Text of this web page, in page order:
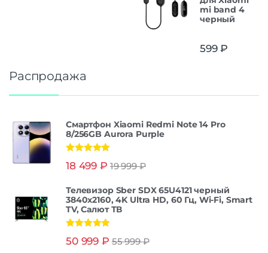
mi band 4
черный
599₽
Распродажа
Смартфон Xiaomi Redmi Note 14 Pro
8/256GB Aurora Purple
из 5
18 499 ₽ 19 999₽
Телевизор Sber SDX 65U4121 черный
3840x2160, 4K Ultra HD, 60 Гц, Wi-Fi, Smart
TV, Салют ТВ
из 5
50 999 ₽ 55 999₽